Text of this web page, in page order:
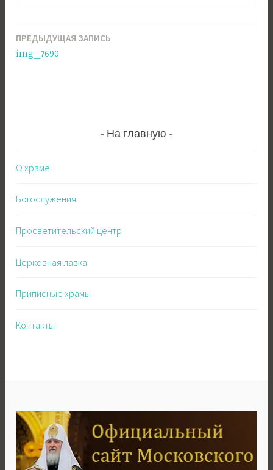
Навигация
по
ПРЕДЫДУЩАЯ ЗАПИСЬ
img_7690
На главную
О храме
Богослужения
Просветительский центр
Церковная лавка
Приписные храмы
Контакты